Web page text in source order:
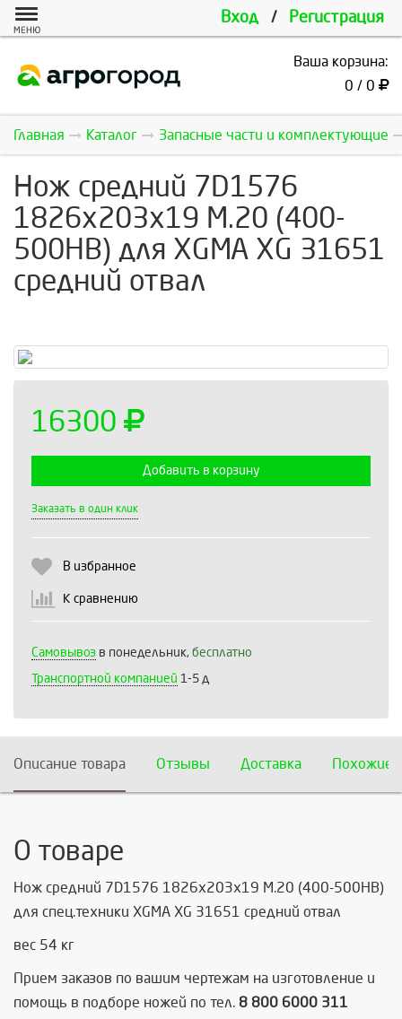
Вход / Регистрация
МЕНЮ
Ваша корзина:
0 / 0
Главная Каталог Запасные части и комплектующие
Нож средний 7D1576
1826x203x19 M.20 (400-
500HB) для XGMA XG 31651
средний отвал
16300
Добавить в корзину
Заказать в один клик
В избранное
К сравнению
Самовывоз в понедельник, бесплатно
Транспортной компанией 1-5 д
Описание товара Отзывы Доставка Похожие
О товаре
Нож средний 7D1576 1826x203x19 M.20 (400-500HB)
для спец.техники XGMA XG 31651 средний отвал
вес 54 кг
Прием заказов по вашим чертежам на изготовление и
помощь в подборе ножей по тел. 8 800 6000 311